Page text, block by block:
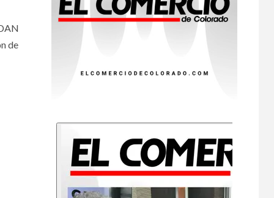
de
sarampión en EEUU
este año que en 2025
Van 4,100 casos
NOTICIAS
Reportan en
Colorado 110 casos
de salmonela por